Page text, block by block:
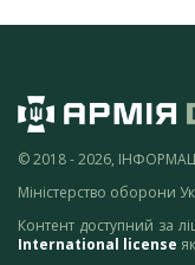
© 2018 - 2026,
Міністерство оборони
Контент доступний за
International license